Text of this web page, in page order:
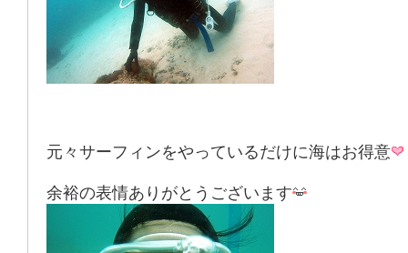
元々サーフィンをやっているだけに海はお得意
余裕の表情ありがとうございます